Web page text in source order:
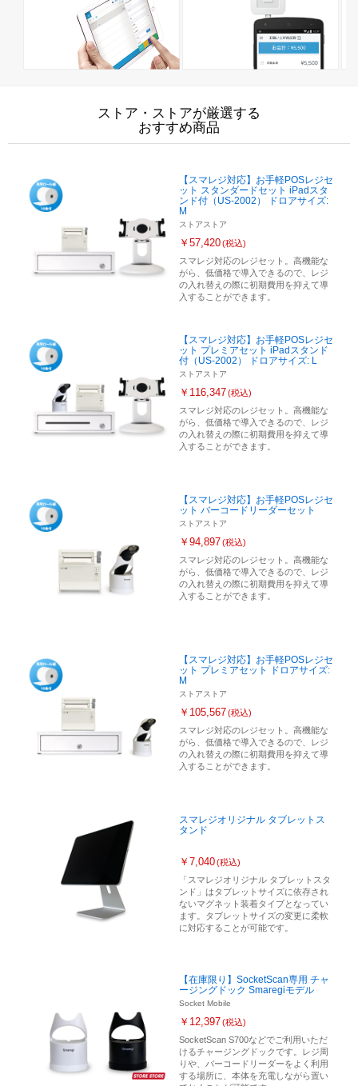
ストア・ストアが厳選する
おすすめ商品
【スマレジ対応】お手軽POSレジセ
ット スタンダードセット iPadスタ
ンド付（US-2002） ドロアサイズ:
M
ストアストア
￥57,420(税込)
スマレジ対応のレジセット。高機能な
がら、低価格で導入できるので、レジ
の入れ替えの際に初期費用を抑えて導
入することができます。
【スマレジ対応】お手軽POSレジセ
ット プレミアセット iPadスタンド
付（US-2002） ドロアサイズ: L
ストアストア
￥116,347(税込)
スマレジ対応のレジセット。高機能な
がら、低価格で導入できるので、レジ
の入れ替えの際に初期費用を抑えて導
入することができます。
【スマレジ対応】お手軽POSレジセ
ット バーコードリーダーセット
ストアストア
￥94,897(税込)
スマレジ対応のレジセット。高機能な
がら、低価格で導入できるので、レジ
の入れ替えの際に初期費用を抑えて導
入することができます。
【スマレジ対応】お手軽POSレジセ
ット プレミアセット ドロアサイズ:
M
ストアストア
￥105,567(税込)
スマレジ対応のレジセット。高機能な
がら、低価格で導入できるので、レジ
の入れ替えの際に初期費用を抑えて導
入することができます。
スマレジオリジナル タブレットス
タンド
￥7,040(税込)
「スマレジオリジナル タブレットスタ
ンド」はタブレットサイズに依存され
ないマグネット装着タイプとなってい
ます。タブレットサイズの変更に柔軟
に対応することが可能です。
【在庫限り】SocketScan専用 チャ
ージングドック Smaregiモデル
Socket Mobile
￥12,397(税込)
SocketScan S700などでご利用いただ
けるチャージングドックです。レジ周
りや、バーコードリーダーをよく利用
する場所に、本体を充電しながら置い